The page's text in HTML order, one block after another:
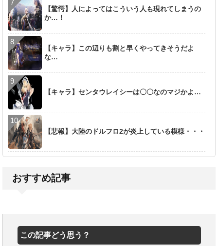
【驚愕】人によってはこういう人も現れてしまうの
か…！
【キャラ】この辺りも割と早くやってきそうだよ
な…
【キャラ】センタウレイシーは〇〇なのマジかよ…
【悲報】大陸のドルフロ2が炎上している模様・・・
おすすめ記事
この記事どう思う？